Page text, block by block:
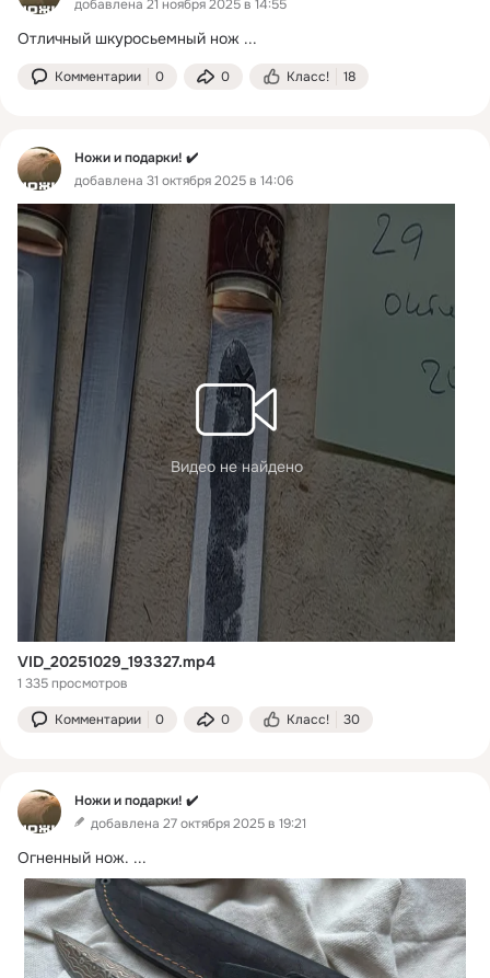
добавлена 21 ноября 2025 в 14:55
Отличный шкуросьемный нож ...
Комментарии 0 0 Класс! 18
Ножи и подарки! ✔️
добавлена 31 октября 2025 в 14:06
Видео не найдено
VID_20251029_193327.mp4
1 335 просмотров
Комментарии 0 0 Класс! 30
Ножи и подарки! ✔️
добавлена 27 октября 2025 в 19:21
Огненный нож. ...